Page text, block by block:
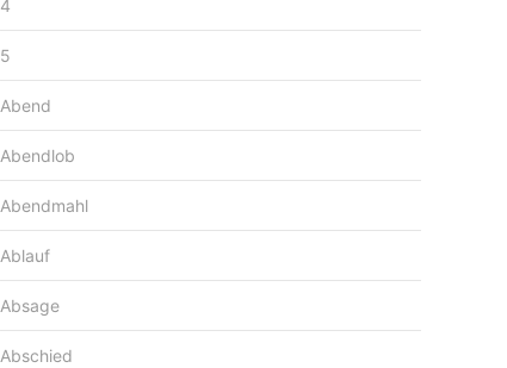
4
5
Abend
Abendlob
Abendmahl
Ablauf
Absage
Abschied